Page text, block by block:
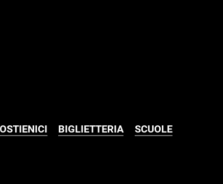
BIGLIETTERIA SCUOLE